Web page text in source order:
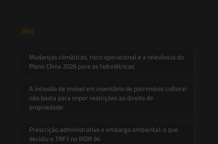
Blog
Mudanças climáticas, risco operacional e a relevância do
Plano Clima 2026 para as hidrelétricas
A inclusão de imóvel em inventário de patrimônio cultural
não basta para impor restrições ao direito de
propriedade:
Prescrição administrativa e embargo ambiental: o que
decidiu o TRF1 no IRDR 94